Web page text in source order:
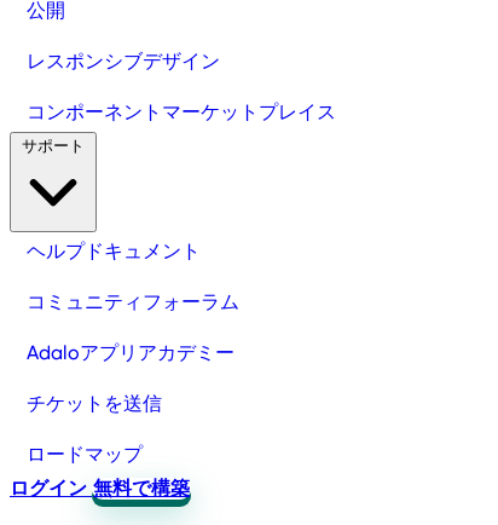
公開
レスポンシブデザイン
コンポーネントマーケットプレイス
ヘルプドキュメント
コミュニティフォーラム
Adaloアプリアカデミー
チケットを送信
ロードマップ
ログイン 無料で構築